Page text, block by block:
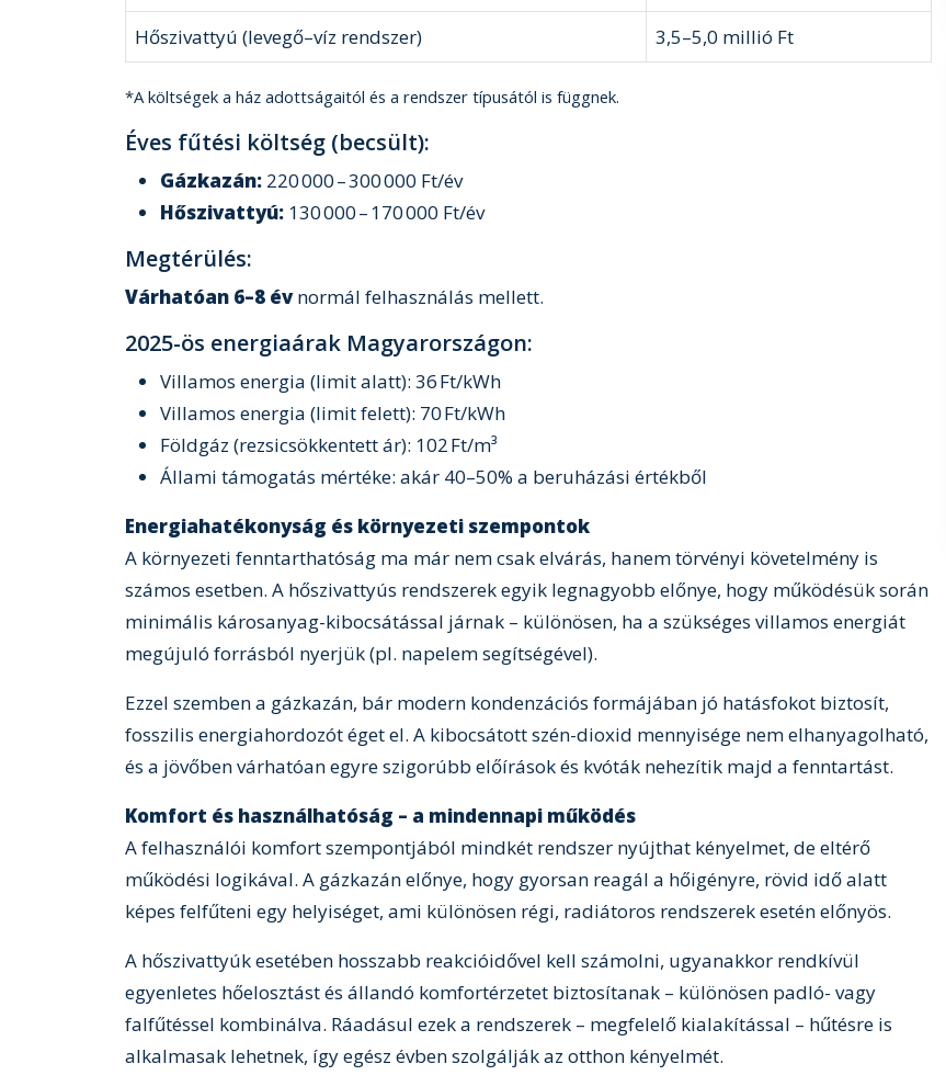
Hőszivattyú (levegő–víz rendszer)
3,5–5,0 millió Ft
*A költségek a ház adottságaitól és a rendszer típusától is függnek.
Éves fűtési költség (becsült):
Gázkazán: 220 000 – 300 000 Ft/év
Hőszivattyú: 130 000 – 170 000 Ft/év
Megtérülés:
Várhatóan 6–8 évnormál felhasználás mellett.
2025-ös energiaárak Magyarországon:
Villamos energia (limit alatt): 36 Ft/kWh
Villamos energia (limit felett): 70 Ft/kWh
Földgáz (rezsicsökkentett ár): 102 Ft/m³
Állami támogatás mértéke: akár 40–50% a beruházási értékből
Energiahatékonyság és környezeti szempontok
A környezeti fenntarthatóság ma már nem csak elvárás, hanem törvényi követelmény is
számos esetben. A hőszivattyús rendszerek egyik legnagyobb előnye, hogy működésük során
minimális károsanyag-kibocsátással járnak – különösen, ha a szükséges villamos energiát
megújuló forrásból nyerjük (pl. napelem segítségével).
Ezzel szemben a gázkazán, bár modern kondenzációs formájában jó hatásfokot biztosít,
fosszilis energiahordozót éget el. A kibocsátott szén-dioxid mennyisége nem elhanyagolható,
és a jövőben várhatóan egyre szigorúbb előírások és kvóták nehezítik majd a fenntartást.
Komfort és használhatóság – a mindennapi működés
A felhasználói komfort szempontjából mindkét rendszer nyújthat kényelmet, de eltérő
működési logikával. A gázkazán előnye, hogy gyorsan reagál a hőigényre, rövid idő alatt
képes felfűteni egy helyiséget, ami különösen régi, radiátoros rendszerek esetén előnyös.
A hőszivattyúk esetében hosszabb reakcióidővel kell számolni, ugyanakkor rendkívül
egyenletes hőelosztást és állandó komfortérzetet biztosítanak – különösen padló- vagy
falfűtéssel kombinálva. Ráadásul ezek a rendszerek – megfelelő kialakítással – hűtésre is
alkalmasak lehetnek, így egész évben szolgálják az otthon kényelmét.